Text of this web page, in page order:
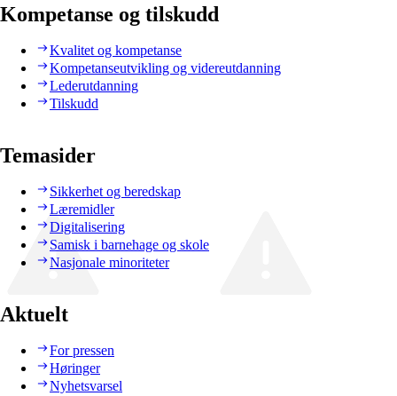
Kompetanse og tilskudd
Kvalitet og kompetanse
Kompetanseutvikling og videreutdanning
Lederutdanning
Tilskudd
Temasider
Sikkerhet og beredskap
Læremidler
Digitalisering
Samisk i barnehage og skole
Nasjonale minoriteter
Aktuelt
For pressen
Høringer
Nyhetsvarsel